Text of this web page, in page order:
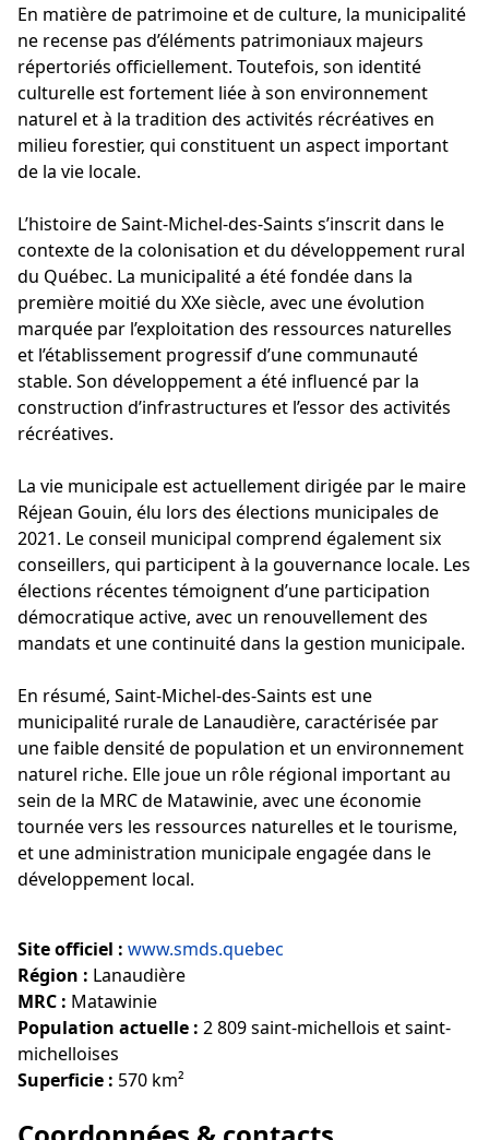
En matière de patrimoine et de culture, la municipalité
ne recense pas d’éléments patrimoniaux majeurs
répertoriés officiellement. Toutefois, son identité
culturelle est fortement liée à son environnement
naturel et à la tradition des activités récréatives en
milieu forestier, qui constituent un aspect important
de la vie locale.
L’histoire de Saint-Michel-des-Saints s’inscrit dans le
contexte de la colonisation et du développement rural
du Québec. La municipalité a été fondée dans la
première moitié du XXe siècle, avec une évolution
marquée par l’exploitation des ressources naturelles
et l’établissement progressif d’une communauté
stable. Son développement a été influencé par la
construction d’infrastructures et l’essor des activités
récréatives.
La vie municipale est actuellement dirigée par le maire
Réjean Gouin, élu lors des élections municipales de
2021. Le conseil municipal comprend également six
conseillers, qui participent à la gouvernance locale. Les
élections récentes témoignent d’une participation
démocratique active, avec un renouvellement des
mandats et une continuité dans la gestion municipale.
En résumé, Saint-Michel-des-Saints est une
municipalité rurale de Lanaudière, caractérisée par
une faible densité de population et un environnement
naturel riche. Elle joue un rôle régional important au
sein de la MRC de Matawinie, avec une économie
tournée vers les ressources naturelles et le tourisme,
et une administration municipale engagée dans le
développement local.
Site officiel : www.smds.quebec
Région : Lanaudière
MRC : Matawinie
Population actuelle : 2 809 saint-michellois et saint-
michelloises
Superficie : 570 km²